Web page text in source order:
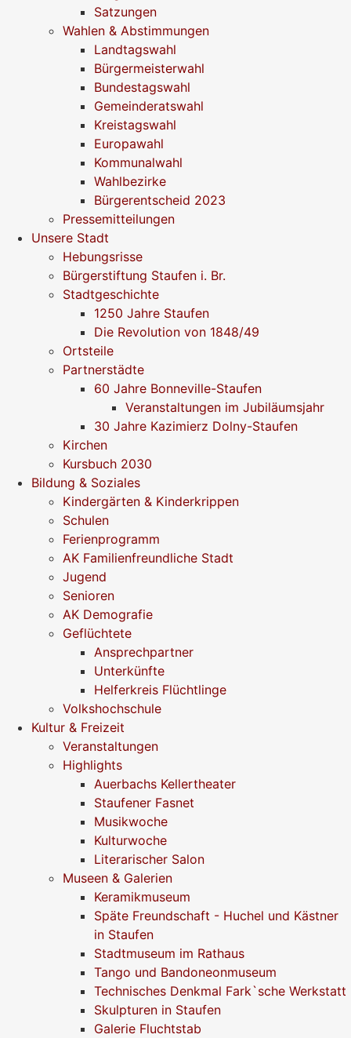
Satzungen
Wahlen & Abstimmungen
Landtagswahl
Bürgermeisterwahl
Bundestagswahl
Gemeinderatswahl
Kreistagswahl
Europawahl
Kommunalwahl
Wahlbezirke
Bürgerentscheid 2023
Pressemitteilungen
Unsere Stadt
Hebungsrisse
Bürgerstiftung Staufen i. Br.
Stadtgeschichte
1250 Jahre Staufen
Die Revolution von 1848/49
Ortsteile
Partnerstädte
60 Jahre Bonneville-Staufen
Veranstaltungen im Jubiläumsjahr
30 Jahre Kazimierz Dolny-Staufen
Kirchen
Kursbuch 2030
Bildung & Soziales
Kindergärten & Kinderkrippen
Schulen
Ferienprogramm
AK Familienfreundliche Stadt
Jugend
Senioren
AK Demografie
Geflüchtete
Ansprechpartner
Unterkünfte
Helferkreis Flüchtlinge
Volkshochschule
Kultur & Freizeit
Veranstaltungen
Highlights
Auerbachs Kellertheater
Staufener Fasnet
Musikwoche
Kulturwoche
Literarischer Salon
Museen & Galerien
Keramikmuseum
Späte Freundschaft - Huchel und Kästner
in Staufen
Stadtmuseum im Rathaus
Tango und Bandoneonmuseum
Technisches Denkmal Fark`sche Werkstatt
Skulpturen in Staufen
Galerie Fluchtstab